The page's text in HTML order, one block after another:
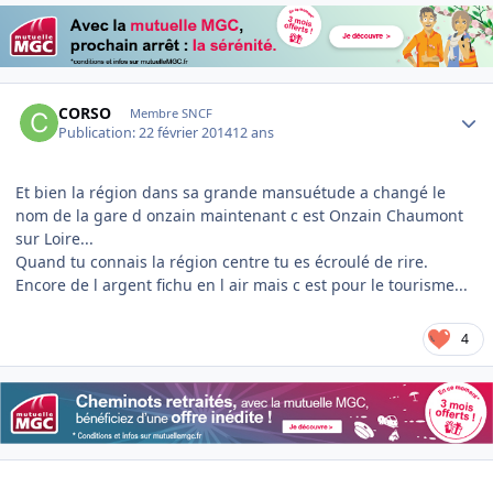
CORSO Membre SNCF
Publication:22 février 201412 ans
Et bien la région dans sa grande mansuétude a changé le
nom de la gare d onzain maintenant c est Onzain Chaumont
sur Loire...
Quand tu connais la région centre tu es écroulé de rire.
Encore de l argent fichu en l air mais c est pour le tourisme...
4